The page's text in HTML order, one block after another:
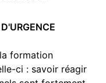
formation
ci : savoir réagir